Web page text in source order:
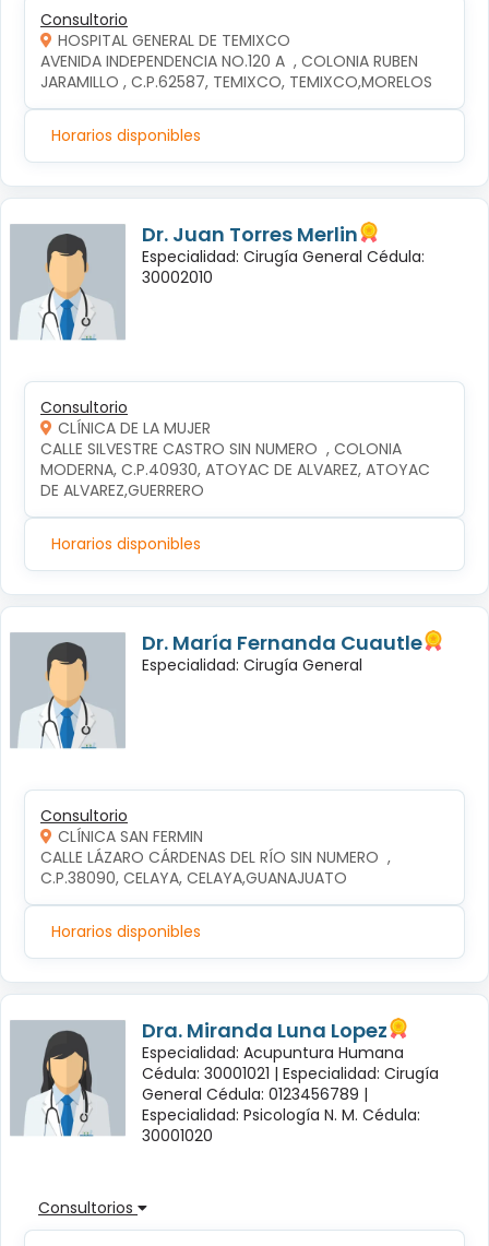
Consultorio
HOSPITAL GENERAL DE TEMIXCO
AVENIDA INDEPENDENCIA NO.120 A  , COLONIA RUBEN
JARAMILLO , C.P.62587, TEMIXCO, TEMIXCO,MORELOS
Horarios disponibles
Dr. Juan Torres Merlin
Especialidad: Cirugía General Cédula:
30002010
Consultorio
CLÍNICA DE LA MUJER
CALLE SILVESTRE CASTRO SIN NUMERO  , COLONIA
MODERNA, C.P.40930, ATOYAC DE ALVAREZ, ATOYAC
DE ALVAREZ,GUERRERO
Horarios disponibles
Dr. María Fernanda Cuautle
Especialidad: Cirugía General
Consultorio
CLÍNICA SAN FERMIN
CALLE LÁZARO CÁRDENAS DEL RÍO SIN NUMERO  ,
C.P.38090, CELAYA, CELAYA,GUANAJUATO
Horarios disponibles
Dra. Miranda Luna Lopez
Especialidad: Acupuntura Humana
Cédula: 30001021 | Especialidad: Cirugía
General Cédula: 0123456789 |
Especialidad: Psicología N. M. Cédula:
30001020
Consultorios